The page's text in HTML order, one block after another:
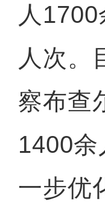
人
人次。
察布查
1400
一步优